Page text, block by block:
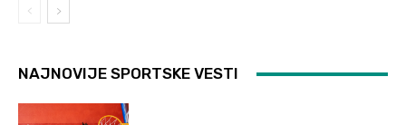
NAJNOVIJE SPORTSKE VESTI